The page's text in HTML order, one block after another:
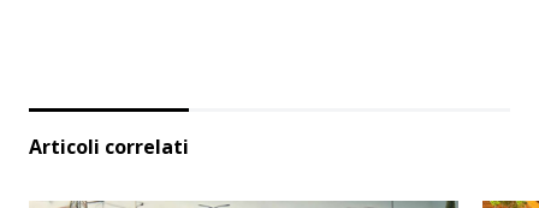
Articoli correlati